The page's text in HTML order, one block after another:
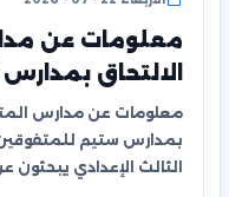
معلومات عن
الالتحاق
معلومات عن مدارس
الثالث الإعدادي